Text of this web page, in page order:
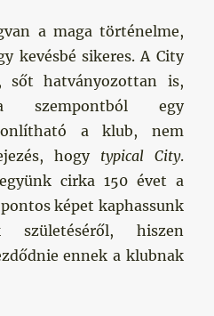
a maga történelme,
kevésbé sikeres. A City
sőt hatványozottan is,
egy
a klub, nem
hogy typical City.
cirka 150 évet a
képet kaphassunk
születéséről, hiszen
ennek a klubnak